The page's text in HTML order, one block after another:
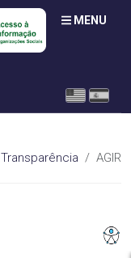
MENU
Transparência AGIR